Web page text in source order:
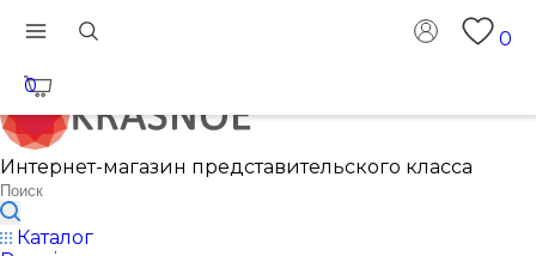
0
0
Интернет-магазин представительского класса
Каталог